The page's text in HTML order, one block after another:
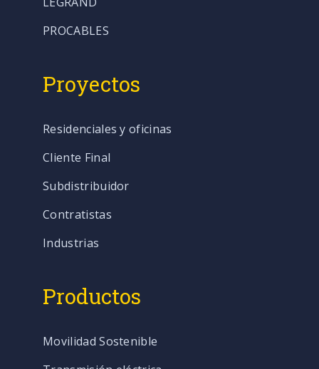
PROCABLES
Proyectos
Residenciales y oficinas
Cliente Final
Subdistribuidor
Contratistas
Industrias
Productos
Movilidad Sostenible